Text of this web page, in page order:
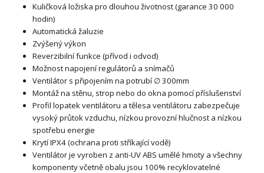
Kuličková ložiska pro dlouhou životnost (garance 30 000
hodin)
Automatická žaluzie
Zvýšený výkon
Reverzibilní funkce (přívod i odvod)
Možnost napojení regulátorů a snímačů
Ventilátor s připojením na potrubí ∅ 300mm
Montáž na stěnu, strop nebo do okna pomocí příslušenství
Profil lopatek ventilátoru a tělesa ventilátoru zabezpečuje
vysoký průtok vzduchu, nízkou provozní hlučnost a nízkou
spotřebu energie
Krytí IPX4 (ochrana proti stříkající vodě)
Ventilátor je vyroben z anti-UV ABS umělé hmoty a všechny
komponenty včetně obalu jsou 100% recyklovatelné